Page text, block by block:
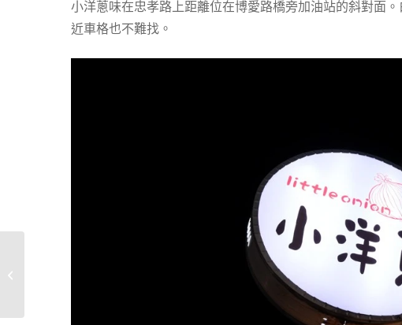
小洋蔥味在忠孝路上距離位在博愛路橋旁加油站的斜對面
近車格也不難找。